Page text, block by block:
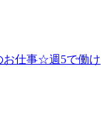
お仕事☆週5で働け